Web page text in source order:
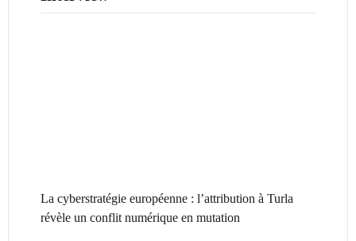
La cyberstratégie européenne : l’attribution à Turla
révèle un conflit numérique en mutation